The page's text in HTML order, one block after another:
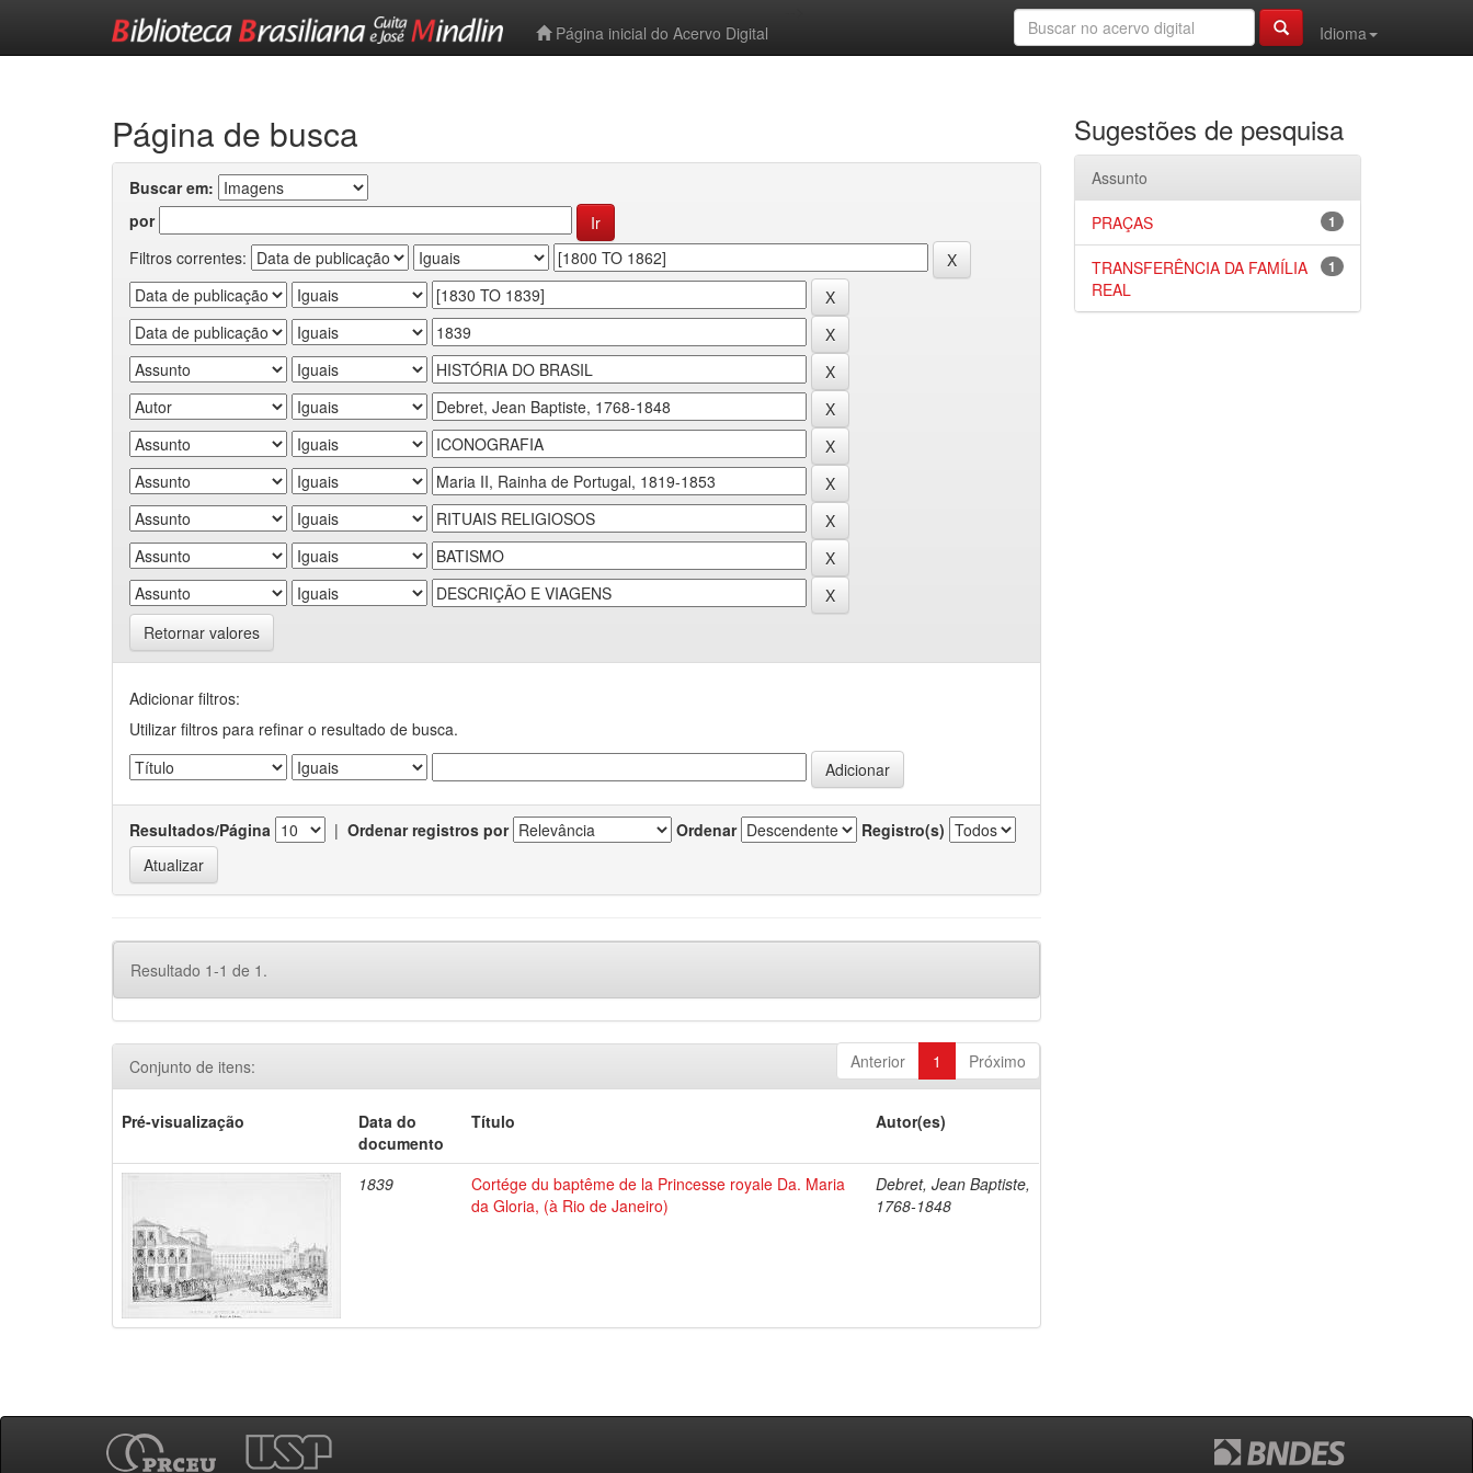
Página inicial do Acervo Digital
Idioma
Página de busca
Buscar em:
por
Filtros correntes:
Retornar valores
Adicionar filtros:
Utilizar filtros para refinar o resultado de busca.
Resultados/Página | Ordenar registros por Ordenar Registro(s)
Resultado 1-1 de 1.
Anterior 1 Próximo
Conjunto de itens:
Pré-visualização
Data do
documento
Título Autor(es)
1839
Cortége du baptême de la Princesse royale Da. Maria
da Gloria, (à Rio de Janeiro)
Debret, Jean Baptiste,
1768-1848
Sugestões de pesquisa
Assunto
1
PRAÇAS
1
TRANSFERÊNCIA DA FAMÍLIA
REAL